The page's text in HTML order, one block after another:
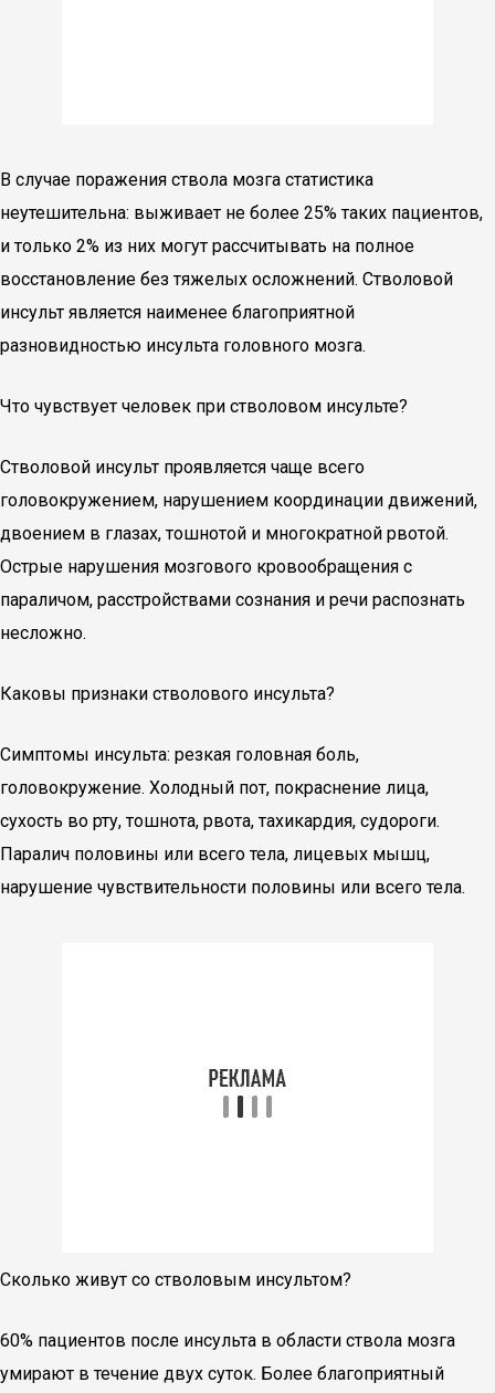
В случае поражения ствола мозга статистика
неутешительна: выживает не более 25% таких пациентов,
и только 2% из них могут рассчитывать на полное
восстановление без тяжелых осложнений. Стволовой
инсульт является наименее благоприятной
разновидностью инсульта головного мозга.
Что чувствует человек при стволовом инсульте?
Стволовой инсульт проявляется чаще всего
головокружением, нарушением координации движений,
двоением в глазах, тошнотой и многократной рвотой.
Острые нарушения мозгового кровообращения с
параличом, расстройствами сознания и речи распознать
несложно.
Каковы признаки стволового инсульта?
Симптомы инсульта: резкая головная боль,
головокружение. Холодный пот, покраснение лица,
сухость во рту, тошнота, рвота, тахикардия, судороги.
Паралич половины или всего тела, лицевых мышц,
нарушение чувствительности половины или всего тела.
Сколько живут со стволовым инсультом?
60% пациентов после инсульта в области ствола мозга
умирают в течение двух суток. Более благоприятный